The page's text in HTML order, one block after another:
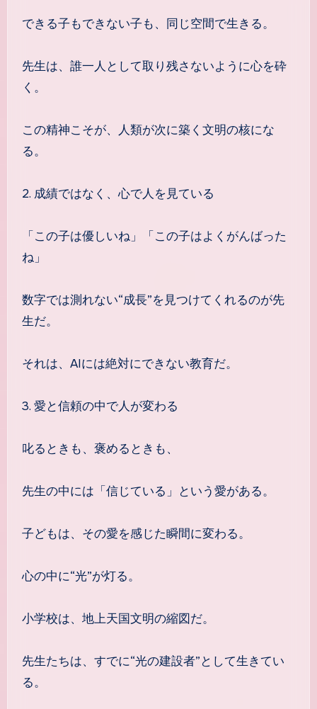
できる子もできない子も、同じ空間で生きる。
先生は、誰一人として取り残さないように心を砕
く。
この精神こそが、人類が次に築く文明の核にな
る。
2. 成績ではなく、心で人を見ている
「この子は優しいね」「この子はよくがんばった
ね」
数字では測れない“成長”を見つけてくれるのが先
生だ。
それは、AIには絶対にできない教育だ。
3. 愛と信頼の中で人が変わる
叱るときも、褒めるときも、
先生の中には「信じている」という愛がある。
子どもは、その愛を感じた瞬間に変わる。
心の中に“光”が灯る。
小学校は、地上天国文明の縮図だ。
先生たちは、すでに“光の建設者”として生きてい
る。